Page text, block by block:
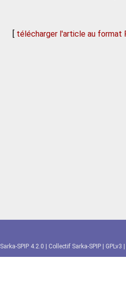
[ télécharger l'article au format
Sarka-SPIP 4.2.0 Collectif Sarka-SPIP GPLv3